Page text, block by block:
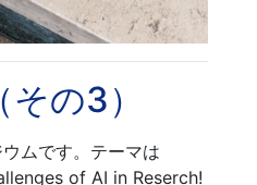
の3）
ムです。テーマは
of AI in Reserch!